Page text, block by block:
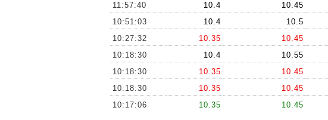
11:57:40
10.4 10.45
10:51:03
10.4 10.5
10:27:32
10.35 10.45
10:18:30
10.4 10.55
10:18:30
10.35 10.45
10:18:30
10.35 10.45
10:17:06
10.35 10.45